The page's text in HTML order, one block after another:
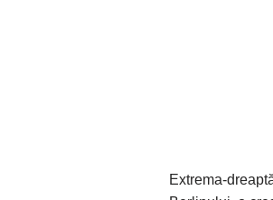
Extrema-